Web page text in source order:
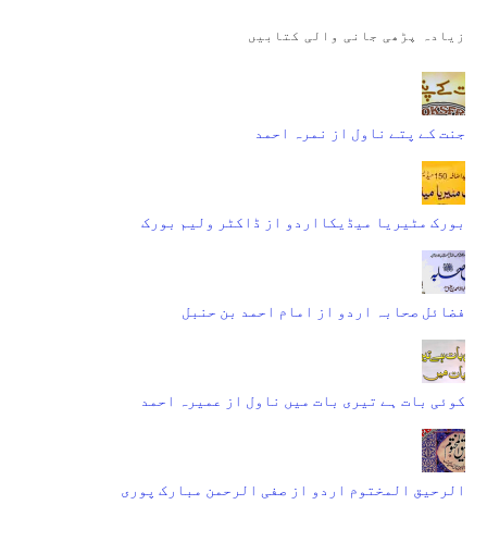
زیادہ پڑھی جانی والی کتابیں
جنت کے پتے ناول از نمرہ احمد
بورک مٹیریا میڈیکااردو از ڈاکٹر ولیم بورک
فضائل صحابہ اردو از امام احمد بن حنبل
کوئی بات ہے تیری بات میں ناول از عمیرہ احمد
الرحیق المختوم اردو از صفی الرحمن مبارک پوری